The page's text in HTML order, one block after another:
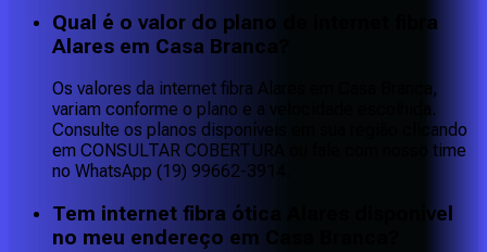
Qual é o valor do plano de internet fibra
Alares em Casa Branca?
Os valores da internet fibra Alares em Casa Branca,
variam conforme o plano e a velocidade escolhida.
Consulte os planos disponíveis em sua região clicando
em CONSULTAR COBERTURA ou fale com nosso time
no WhatsApp (19) 99662-3914.
Tem internet fibra ótica Alares disponível
no meu endereço em Casa Branca?